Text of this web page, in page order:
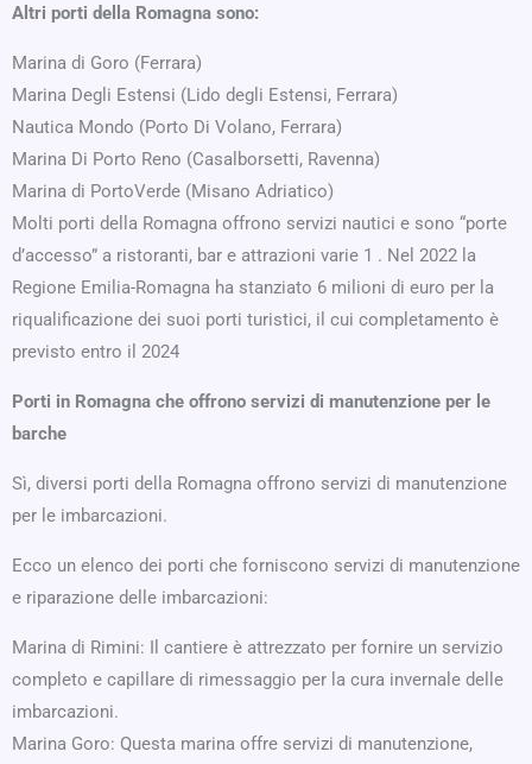
Altri porti della Romagna sono:
Marina di Goro (Ferrara)
Marina Degli Estensi (Lido degli Estensi, Ferrara)
Nautica Mondo (Porto Di Volano, Ferrara)
Marina Di Porto Reno (Casalborsetti, Ravenna)
Marina di PortoVerde (Misano Adriatico)
Molti porti della Romagna offrono servizi nautici e sono “porte
d’accesso” a ristoranti, bar e attrazioni varie 1 . Nel 2022 la
Regione Emilia-Romagna ha stanziato 6 milioni di euro per la
riqualificazione dei suoi porti turistici, il cui completamento è
previsto entro il 2024
Porti in Romagna che offrono servizi di manutenzione per le
barche
Sì, diversi porti della Romagna offrono servizi di manutenzione
per le imbarcazioni.
Ecco un elenco dei porti che forniscono servizi di manutenzione
e riparazione delle imbarcazioni:
Marina di Rimini: Il cantiere è attrezzato per fornire un servizio
completo e capillare di rimessaggio per la cura invernale delle
imbarcazioni.
Marina Goro: Questa marina offre servizi di manutenzione,